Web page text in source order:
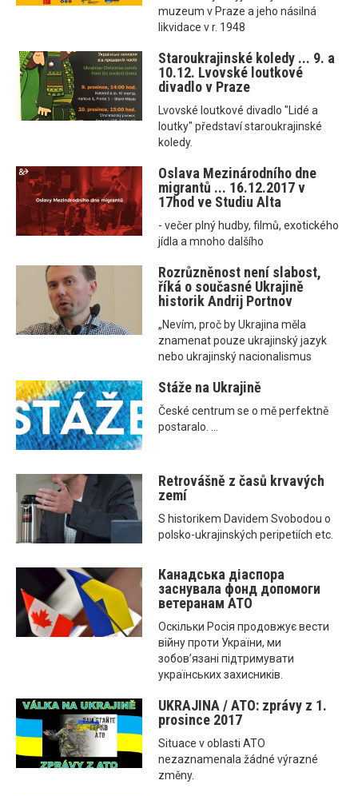
muzeum v Praze a jeho násilná
likvidace v r. 1948
Staroukrajinské koledy ... 9. a
10.12. Lvovské loutkové
divadlo v Praze
Lvovské loutkové divadlo "Lidé a
loutky" představí staroukrajinské
koledy.
Oslava Mezinárodního dne
migrantů ... 16.12.2017 v
17hod ve Studiu Alta
- večer plný hudby, filmů, exotického
jídla a mnoho dalšího
Rozrůzněnost není slabost,
říká o současné Ukrajině
historik Andrij Portnov
„Nevím, proč by Ukrajina měla
znamenat pouze ukrajinský jazyk
nebo ukrajinský nacionalismus
Stáže na Ukrajině
České centrum se o mě perfektně
postaralo. ...
Retrovášně z časů krvavých
zemí
S historikem Davidem Svobodou o
polsko-ukrajinských peripetiích etc.
Канадська діаспора
заснувала фонд допомоги
ветеранам ATO
Оскільки Росія продовжує вести
війну проти України, ми
зобов’язані підтримувати
українських захисників.
UKRAJINA / ATO: zprávy z 1.
prosince 2017
Situace v oblasti ATO
nezaznamenala žádné výrazné
změny.